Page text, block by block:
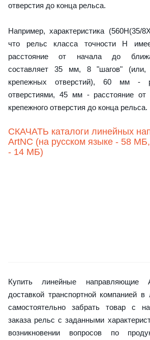
отверстия до конца рельса.
Например, характеристика (560H(35/
что рельс класса точности H
расстояние от начала до
составляет 35 мм, 8 "шагов" (или,
крепежных отверстий), 60 мм -
отверстиями, 45 мм - расстояние от
крепежного отверстия до конца рельса.
СКАЧАТЬ каталоги линейных
ArtNC (на русском языке - 58
- 14 МБ)
Купить линейные
доставкой транспортной компанией
самостоятельно забрать товар с
заказа рельс с заданными
возникновении вопросов по